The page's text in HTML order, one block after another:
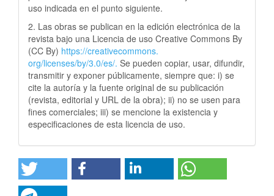
uso indicada en el punto siguiente.
2. Las obras se publican en la edición electrónica de la
revista bajo una Licencia de uso Creative Commons By
(CC By) https://creativecommons.
org/licenses/by/3.0/es/. Se pueden copiar, usar, difundir,
transmitir y exponer públicamente, siempre que: i) se
cite la autoría y la fuente original de su publicación
(revista, editorial y URL de la obra); ii) no se usen para
fines comerciales; iii) se mencione la existencia y
especificaciones de esta licencia de uso.